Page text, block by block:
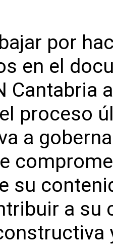
por
en el
Cantabria
proceso
a
su
a